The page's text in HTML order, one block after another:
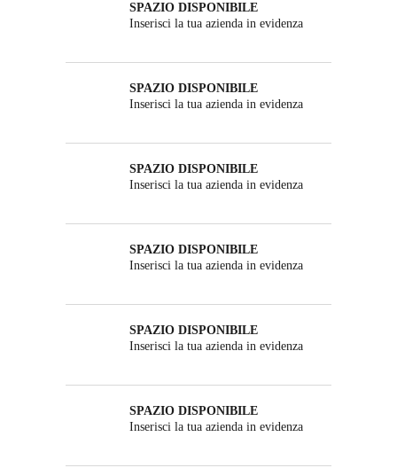
SPAZIO DISPONIBILE
Inserisci la tua azienda in evidenza
SPAZIO DISPONIBILE
Inserisci la tua azienda in evidenza
SPAZIO DISPONIBILE
Inserisci la tua azienda in evidenza
SPAZIO DISPONIBILE
Inserisci la tua azienda in evidenza
SPAZIO DISPONIBILE
Inserisci la tua azienda in evidenza
SPAZIO DISPONIBILE
Inserisci la tua azienda in evidenza